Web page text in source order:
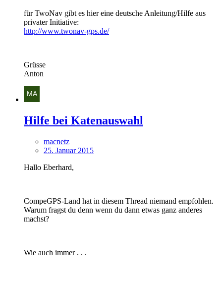
für TwoNav gibt es hier eine deutsche Anleitung/Hilfe aus
privater Initiative:
http://www.twonav-gps.de/
Grüsse
Anton
Hilfe bei Katenauswahl
macnetz
25. Januar 2015
Hallo Eberhard,
CompeGPS-Land hat in diesem Thread niemand empfohlen.
Warum fragst du denn wenn du dann etwas ganz anderes
machst?
Wie auch immer . . .